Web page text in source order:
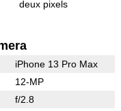
deux pixels
iPhone 13 Pro Max
12-MP
f/2.8